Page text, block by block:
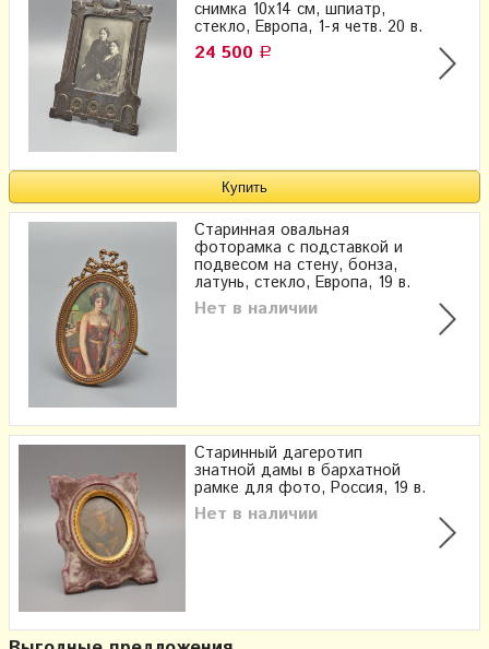
снимка 10х14 см, шпиатр,
стекло, Европа, 1-я четв. 20 в.
24 500 Р
Старинная овальная
фоторамка с подставкой и
подвесом на стену, бонза,
латунь, стекло, Европа, 19 в.
Нет в наличии
Старинный дагеротип
знатной дамы в бархатной
рамке для фото, Россия, 19 в.
Нет в наличии